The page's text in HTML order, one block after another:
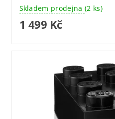
Skladem prodejna (2 ks)
1 499 Kč